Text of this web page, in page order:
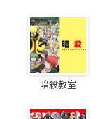
暗殺教室